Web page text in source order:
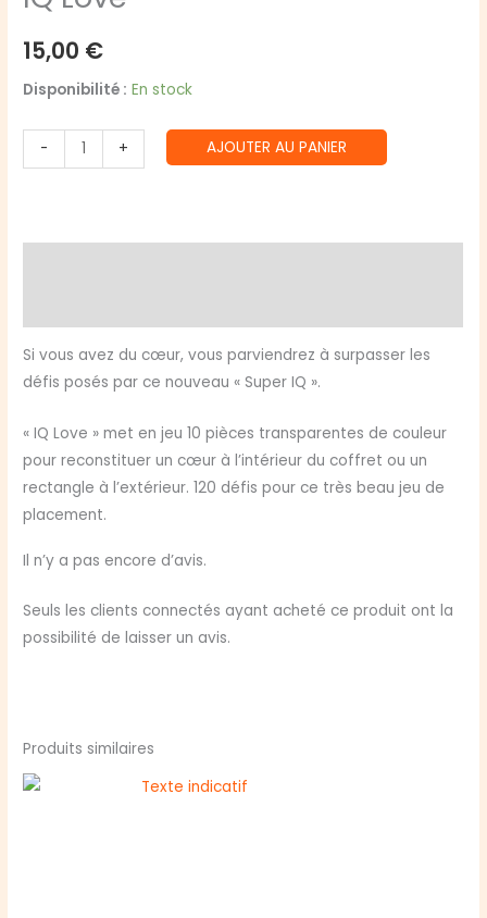
15,00 €
Disponibilité : En stock
-
quantité
de
+ AJOUTER AU PANIER
Si vous avez du cœur, vous parviendrez à surpasser les
défis posés par ce nouveau « Super IQ ».
« IQ Love » met en jeu 10 pièces transparentes de couleur
pour reconstituer un cœur à l’intérieur du coffret ou un
rectangle à l’extérieur. 120 défis pour ce très beau jeu de
placement.
Il n’y a pas encore d’avis.
Seuls les clients connectés ayant acheté ce produit ont la
possibilité de laisser un avis.
Produits similaires